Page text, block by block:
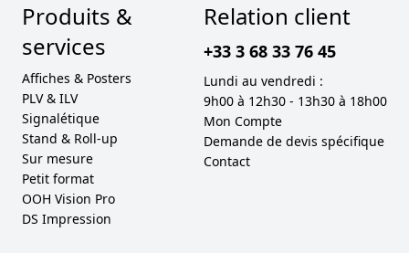
Produits &
services
Affiches & Posters
PLV & ILV
Signalétique
Stand & Roll-up
Sur mesure
Petit format
OOH Vision Pro
DS Impression
Relation client
+33 3 68 33 76 45
Lundi au vendredi :
9h00 à 12h30 - 13h30 à 18h00
Mon Compte
Demande de devis spécifique
Contact